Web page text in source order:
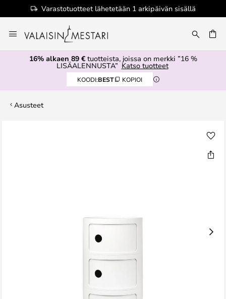
Varastotuotteet lähetetään 1 arkipäivän sisällä
to
Content
16% alkaen 89 €tuotteista, joissa on merkki ”16 %
LISÄALENNUSTA” Katso tuotteet
KOODI:BEST KOPIOI
Asusteet